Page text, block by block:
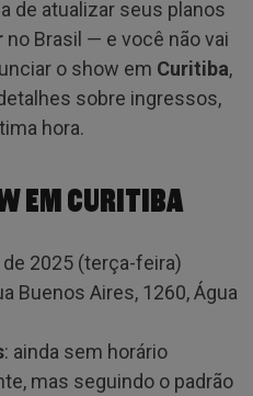
de atualizar seus planos
no Brasil — e você não vai
o show em Curitiba,
sobre ingressos,
hora.
EM CURITIBA
2025 (terça-feira)
Buenos Aires, 1260, Água
: ainda sem horário
mas seguindo o padrão